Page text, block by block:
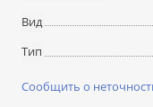
Вид
Тип
Сообщить о